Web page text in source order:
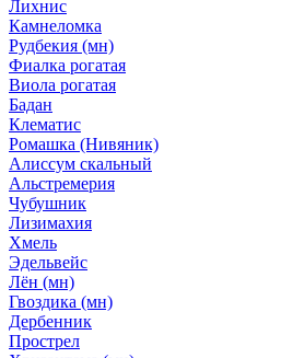
Лихнис
Камнеломка
Рудбекия (мн)
Фиалка рогатая
Виола рогатая
Бадан
Клематис
Ромашка (Нивяник)
Алиссум скальный
Альстремерия
Чубушник
Лизимахия
Хмель
Эдельвейс
Лён (мн)
Гвоздика (мн)
Дербенник
Прострел